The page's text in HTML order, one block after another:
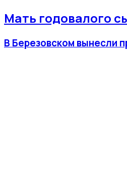
Мать годовалого
В Березовском вынесли